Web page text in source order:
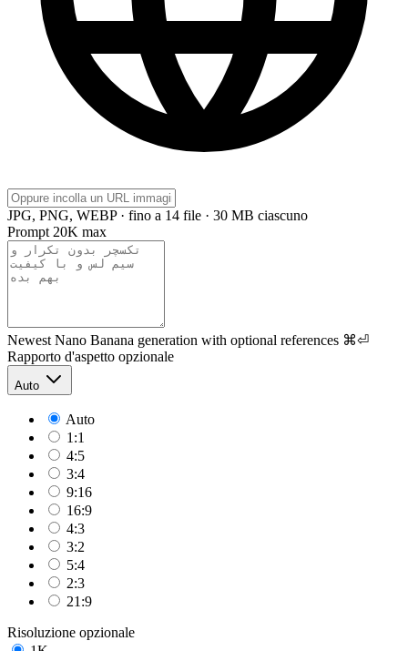
JPG, PNG, WEBP · fino a 14 file · 30 MB ciascuno
Prompt 20K max
Newest Nano Banana generation with optional references ⌘⏎
Rapporto d'aspetto opzionale
Auto
Auto
1:1
4:5
3:4
9:16
16:9
4:3
3:2
5:4
2:3
21:9
Risoluzione opzionale